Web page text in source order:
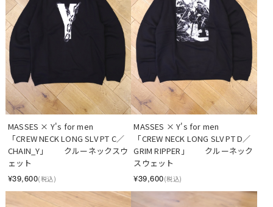
MASSES × Y's for men
「CREW NECK LONG SLV PT C／
CHAIN_Y」　　クルーネックスウ
ェット
¥39,600(税込)
MASSES × Y's for men
「CREW NECK LONG SLV PT D／
GRIM RIPPER」　　クルーネック
スウェット
¥39,600(税込)